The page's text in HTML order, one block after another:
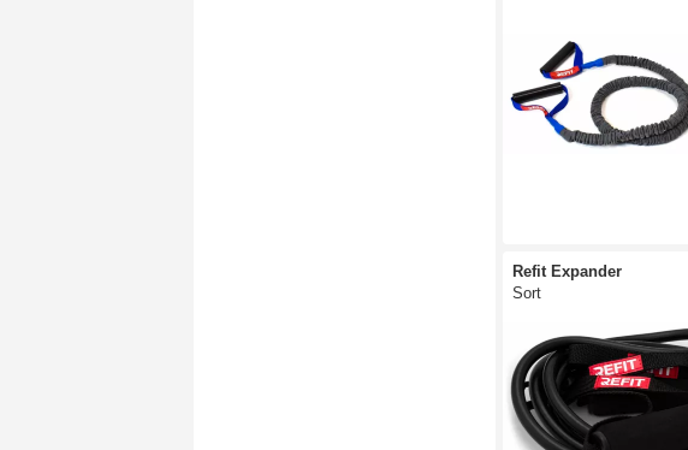
Refit Expander
Sort